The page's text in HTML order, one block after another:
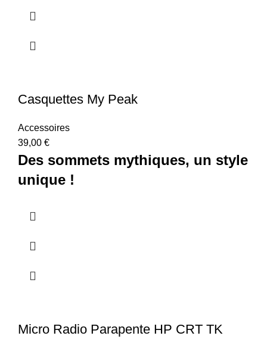
Casquettes My Peak
Accessoires
39,00 €
Des sommets mythiques, un style
unique !
Micro Radio Parapente HP CRT TK